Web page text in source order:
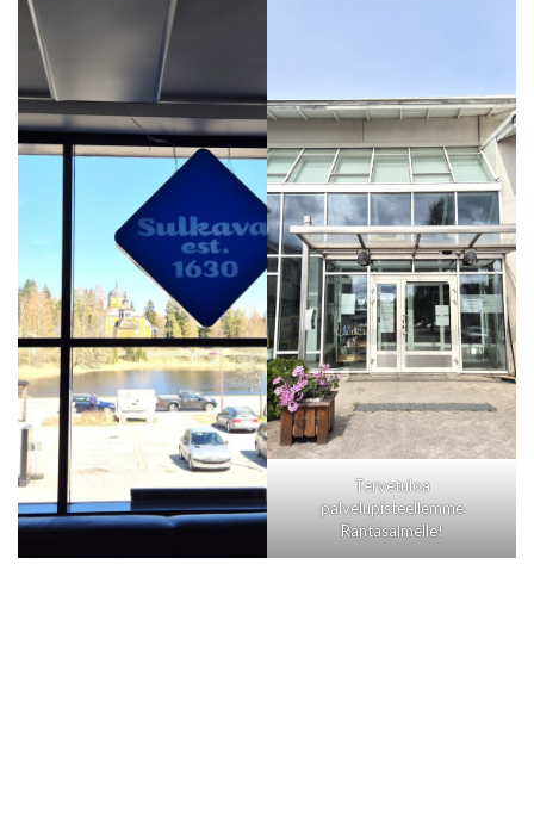
Tervetuloa
palvelupisteellemme
Rantasalmelle!